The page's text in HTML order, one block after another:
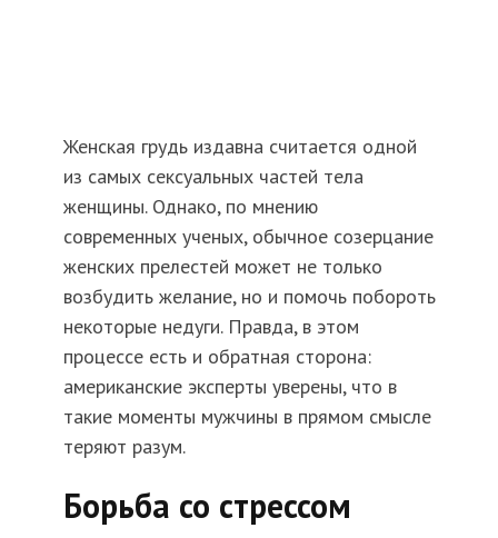
Женская грудь издавна считается одной
из самых сексуальных частей тела
женщины. Однако, по мнению
современных ученых, обычное созерцание
женских прелестей может не только
возбудить желание, но и помочь побороть
некоторые недуги. Правда, в этом
процессе есть и обратная сторона:
американские эксперты уверены, что в
такие моменты мужчины в прямом смысле
теряют разум.
Борьба со стрессом